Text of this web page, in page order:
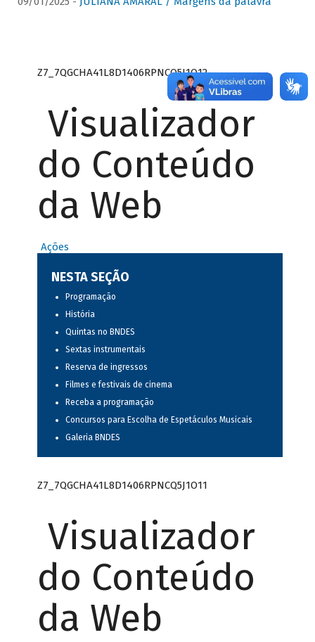
Z7_7QGCHA41L8D1406RPNCQ5J1O12
Visualizador
do Conteúdo
da Web
Ações
NESTA SEÇÃO
Programação
História
Quintas no BNDES
Sextas instrumentais
Reserva de ingressos
Filmes e festivais de cinema
Receba a programação
Concursos para Escolha de Espetáculos Musicais
Galeria BNDES
Z7_7QGCHA41L8D1406RPNCQ5J1O11
Visualizador
do Conteúdo
da Web